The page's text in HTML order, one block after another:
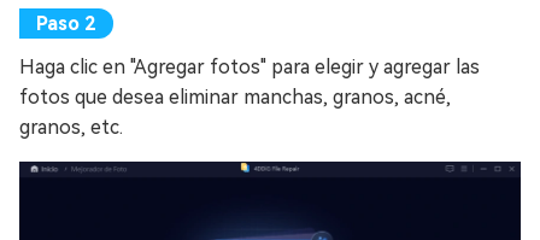
Haga clic en "Agregar fotos" para elegir y agregar las
fotos que desea eliminar manchas, granos, acné,
granos, etc.